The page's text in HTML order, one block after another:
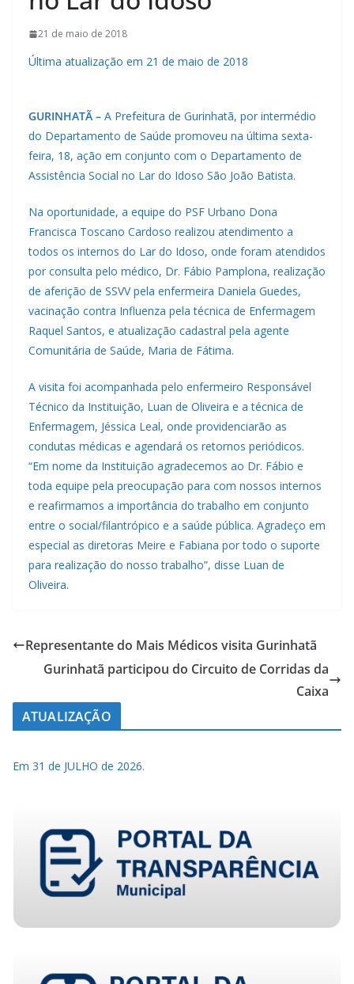
21 de maio de 2018
Última atualização em 21 de maio de 2018
GURINHATÃ – A Prefeitura de Gurinhatã, por intermédio
do Departamento de Saúde promoveu na última sexta-
feira, 18, ação em conjunto com o Departamento de
Assistência Social no Lar do Idoso São João Batista.
Na oportunidade, a equipe do PSF Urbano Dona
Francisca Toscano Cardoso realizou atendimento a
todos os internos do Lar do Idoso, onde foram atendidos
por consulta pelo médico, Dr. Fábio Pamplona, realização
de aferição de SSVV pela enfermeira Daniela Guedes,
vacinação contra Influenza pela técnica de Enfermagem
Raquel Santos, e atualização cadastral pela agente
Comunitária de Saúde, Maria de Fátima.
A visita foi acompanhada pelo enfermeiro Responsável
Técnico da Instituição, Luan de Oliveira e a técnica de
Enfermagem, Jéssica Leal, onde providenciarão as
condutas médicas e agendará os retornos periódicos.
“Em nome da Instituição agradecemos ao Dr. Fábio e
toda equipe pela preocupação para com nossos internos
e reafirmamos a importância do trabalho em conjunto
entre o social/filantrópico e a saúde pública. Agradeço em
especial as diretoras Meire e Fabiana por todo o suporte
para realização do nosso trabalho”, disse Luan de
Oliveira.
Representante do Mais Médicos visita Gurinhatã
Gurinhatã participou do Circuito de Corridas da
Caixa
ATUALIZAÇÃO
Em 31 de JULHO de 2026.